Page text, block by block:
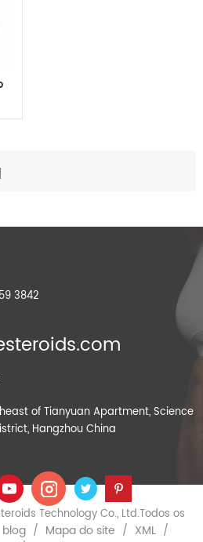
3842
of Tianyuan Apartment, Science
Hangzhou China
Technology Co., Ltd.Todos os
blog / Mapa do site / XML /